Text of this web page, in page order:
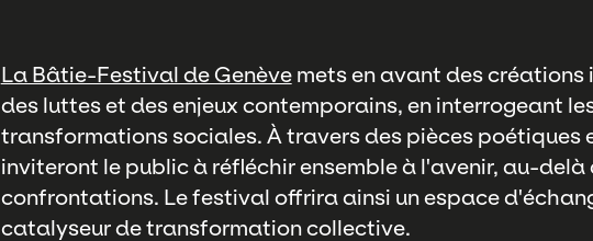
La Bâtie-Festival de Genèvemets en avant des créations
des luttes et des enjeux contemporains, en interrogeant
transformations sociales. À travers des pièces poétiques
inviteront le public à réfléchir ensemble à l'avenir, au-delà
confrontations. Le festival offrira ainsi un espace
catalyseur de transformation collective.